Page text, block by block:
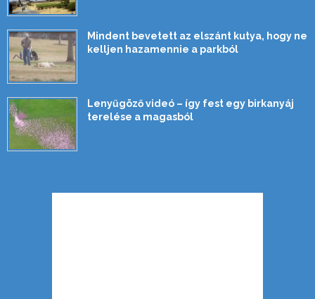
Mindent bevetett az elszánt kutya, hogy ne
kelljen hazamennie a parkból
Lenyűgöző videó – így fest egy birkanyáj
terelése a magasból